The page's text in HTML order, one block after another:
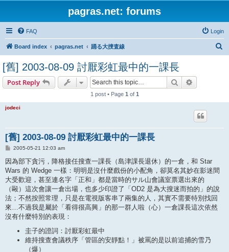
pagras.net: forums
FAQ Login
Board index pagras.net 踊る大捜査線
[舊] 2003-08-09 討厭彩虹最中的一課長
Post Reply Search
1 post • Page 1 of 1
jodeci
[舊] 2003-08-09 討厭彩虹最中的一課長
P
s
t
2005-05-21 12:03 am
因為部下貪污，降格接任搜查一課長（島津課長退休）的一倉，和 Star
Wars 的 Wedge 一樣：明明是沒什麼戲份的小配角，卻莫名其妙在影迷間
大受歡迎，甚至連名字「正和」都是當時的サル山會議室票選出來的
（毆）這次會讓一倉出場，也多少印證了「OD2 是為大搜迷而拍的」的說
法；不然按照常理，只是在電視版客串了兩集的人，其實不需要特別找回
來…不過我是屬於「看得很高興」的那一群人啦（心）一倉課長這次依然
沒有什麼特別的表現：
圭子的證詞：討厭彩虹最中
維持搜查會議秩序「管區的安靜點！」被罵的是以前追捕的雪乃
（爆）